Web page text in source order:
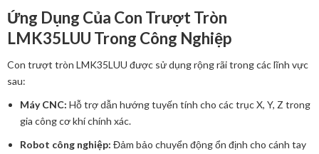
Ứng Dụng Của Con Trượt Tròn
LMK35LUU Trong Công Nghiệp
Con trượt tròn LMK35LUU được sử dụng rộng rãi trong các lĩnh vực
sau:
Máy CNC: Hỗ trợ dẫn hướng tuyến tính cho các trục X, Y, Z trong
gia công cơ khí chính xác.
Robot công nghiệp: Đảm bảo chuyển động ổn định cho cánh tay